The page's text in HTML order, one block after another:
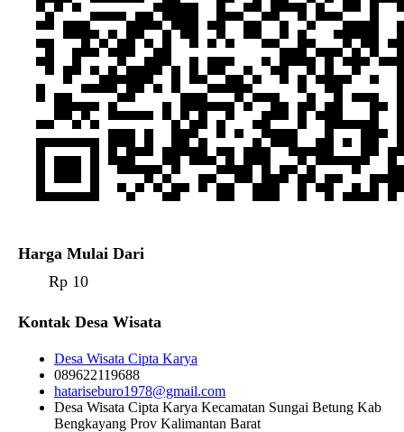
Harga Mulai Dari
Rp 10
Kontak Desa Wisata
Desa Wisata Cipta Karya
089622119688
hatariseburo1978@gmail.com
Desa Wisata Cipta Karya Kecamatan Sungai Betung Kab
Bengkayang Prov Kalimantan Barat